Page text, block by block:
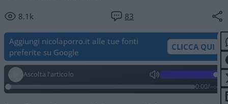
8.1k 83
Aggiungi nicolaporro.it alle tue fonti
preferite su Google
CLICCA QUI
Ascolta l'articolo
0:00/--:--